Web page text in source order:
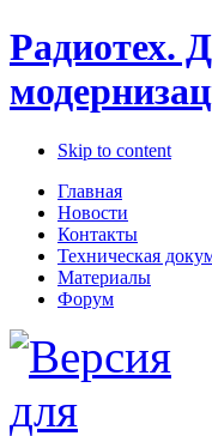
Радиотех.
Skip to content
Главная
Новости
Контакты
Техническая
Материалы
Форум